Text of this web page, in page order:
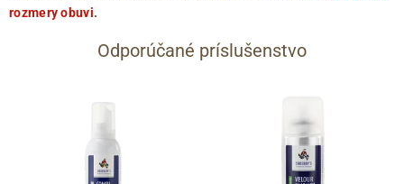
rozmery obuvi.
Odporúčané príslušenstvo